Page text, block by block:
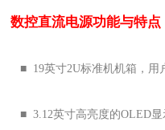
数控直流电源功能与特点
■ 19英寸2U标准机机箱，用
■ 3.12英寸高亮度的OLED显